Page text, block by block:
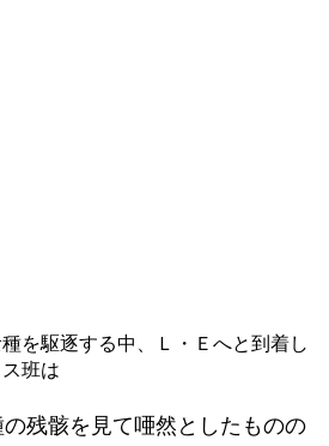
を駆逐する中、Ｌ・Ｅへと到着し
班は
残骸を見て唖然としたものの